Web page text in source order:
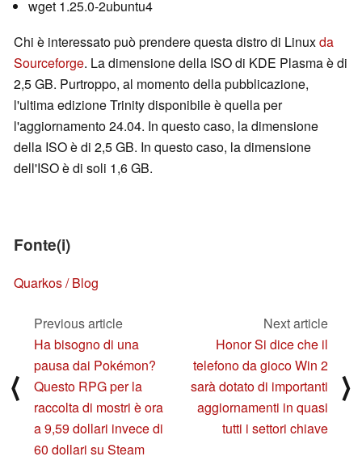
wget 1.25.0-2ubuntu4
Chi è interessato può prendere questa distro di Linuxda
Sourceforge. La dimensione della ISO di KDE Plasma è di
2,5 GB. Purtroppo, al momento della pubblicazione,
l'ultima edizione Trinity disponibile è quella per
l'aggiornamento 24.04. In questo caso, la dimensione
della ISO è di 2,5 GB. In questo caso, la dimensione
dell'ISO è di soli 1,6 GB.
Fonte(i)
Quarkos / Blog
⟨
Previous article
Ha bisogno di una
pausa dai Pokémon?
Questo RPG per la
raccolta di mostri è ora
a 9,59 dollari invece di
60 dollari su Steam
Next article
Honor Si dice che il
telefono da gioco Win 2
sarà dotato di importanti
aggiornamenti in quasi
tutti i settori chiave
⟩